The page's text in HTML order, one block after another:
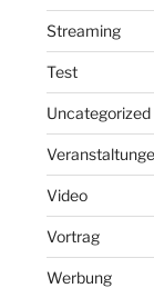
Streaming
Test
Uncategorized
Video
Vortrag
Werbung